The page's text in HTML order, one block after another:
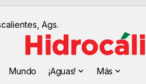
Ags.
Mundo ¡Aguas! Más